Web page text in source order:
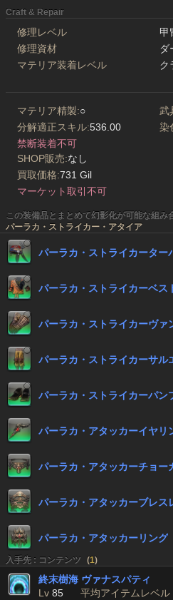
Craft & Repair
修理レベル
甲
修理資材
ダ
マテリア装着レベル
ク
マテリア精製:○ 武
分解適正スキル:536.00 染
禁断装着不可
SHOP販売:なし
買取価格:731 Gil
マーケット取引不可
この装備品とまとめて幻影化が可能な組み
パーラカ・ストライカー・アタイア
パーラカ・ストライカーター
パーラカ・ストライカーベス
パーラカ・ストライカーヴァ
パーラカ・ストライカーサル
パーラカ・ストライカーパン
パーラカ・アタッカーイヤリ
パーラカ・アタッカーチョー
パーラカ・アタッカーブレス
パーラカ・アタッカーリング
入手先 : コンテンツ (1)
終末樹海 ヴァナスパティ
Lv 85 平均アイテムレベル